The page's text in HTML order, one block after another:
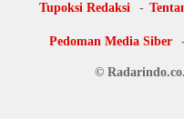
Tupoksi Redaksi
Pedoman Media Siber
©